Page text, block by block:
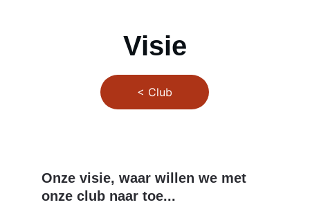
Visie
< Club
Onze visie, waar willen we met
onze club naar toe...